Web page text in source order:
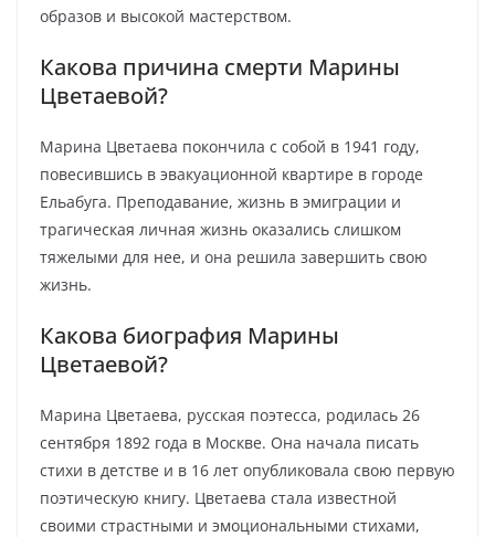
образов и высокой мастерством.
Какова причина смерти Марины
Цветаевой?
Марина Цветаева покончила с собой в 1941 году,
повесившись в эвакуационной квартире в городе
Ельабуга. Преподавание, жизнь в эмиграции и
трагическая личная жизнь оказались слишком
тяжелыми для нее, и она решила завершить свою
жизнь.
Какова биография Марины
Цветаевой?
Марина Цветаева, русская поэтесса, родилась 26
сентября 1892 года в Москве. Она начала писать
стихи в детстве и в 16 лет опубликовала свою первую
поэтическую книгу. Цветаева стала известной
своими страстными и эмоциональными стихами,